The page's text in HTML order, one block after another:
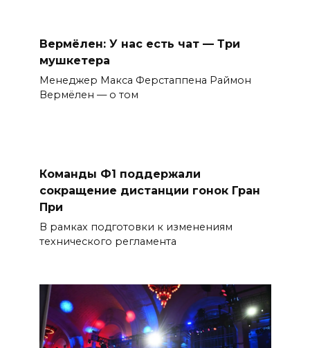
Вермёлен: У нас есть чат — Три
мушкетера
Менеджер Макса Ферстаппена Раймон
Вермёлен — о том
Команды Ф1 поддержали
сокращение дистанции гонок Гран
При
В рамках подготовки к изменениям
технического регламента